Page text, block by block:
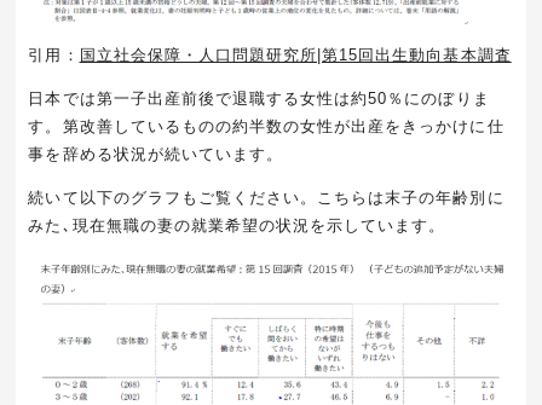
引用： 国立社会保障・人口問題研究所|第15回出生動向基本調査
日本では第一子出産前後で退職する女性は約50 ％にのぼりま
す。第改善しているものの約半数の女性が出産をきっかけに仕
事を辞める状況が続いています。
続いて以下のグラフもご覧ください。こちらは末子の年齢別に
みた､現在無職の妻の就業希望の状況を示しています。